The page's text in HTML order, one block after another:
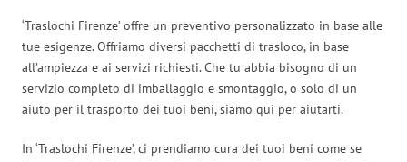
‘Traslochi Firenze’ offre un preventivo personalizzato in base alle
tue esigenze. Offriamo diversi pacchetti di trasloco, in base
all’ampiezza e ai servizi richiesti. Che tu abbia bisogno di un
servizio completo di imballaggio e smontaggio, o solo di un
aiuto per il trasporto dei tuoi beni, siamo qui per aiutarti.
In ‘Traslochi Firenze’, ci prendiamo cura dei tuoi beni come se